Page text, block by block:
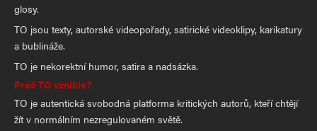
glosy.
TO jsou texty, autorské videopořady, satirické videoklipy, karikatury
a bublináže.
TO je nekorektní humor, satira a nadsázka.
Proč TO vzniklo?
TO je autentická svobodná platforma kritických autorů, kteří chtějí
žít v normálním nezregulovaném světě.